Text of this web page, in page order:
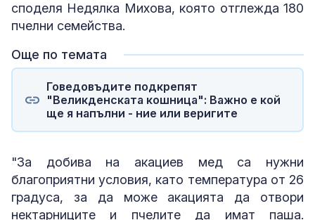
споделя Недялка Михова, която отглежда 180
пчелни семейства.
Още по темата
Говедовъдите подкрепят
"Великденската кошница": Важно е кой
ще я напълни - ние или веригите
"За добива на акациев мед са нужни
благоприятни условия, като температура от 26
градуса, за да може акацията да отвори
нектарниците и пчелите да имат паша.